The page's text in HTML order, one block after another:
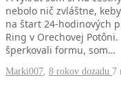
nebolo nič zvláštne,
na štart 24-hodinových
Ring v Orechovej
šperkovali formu, som…
Marki007, 8 rokov dozadu 7